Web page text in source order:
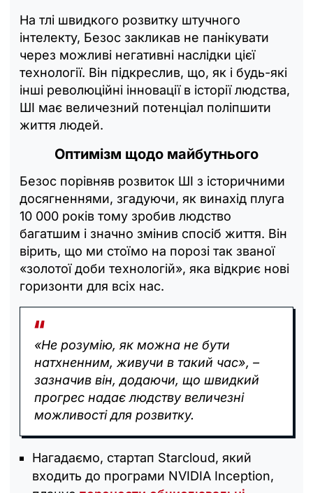
На тлі швидкого розвитку штучного
інтелекту, Безос закликав не панікувати
через можливі негативні наслідки цієї
технології. Він підкреслив, що, як і будь-які
інші революційні інновації в історії людства,
ШІ має величезний потенціал поліпшити
життя людей.
Оптимізм щодо майбутнього
Безос порівняв розвиток ШІ з історичними
досягненнями, згадуючи, як винахід плуга
10 000 років тому зробив людство
багатшим і значно змінив спосіб життя. Він
вірить, що ми стоїмо на порозі так званої
«‎золотої доби технологій», яка відкриє нові
горизонти для всіх нас.
«Не розумію, як можна не бути
натхненним, живучи в такий час», –
зазначив він, додаючи, що швидкий
прогрес надає людству величезні
можливості для розвитку.
Нагадаємо, стартап Starcloud, який
входить до програми NVIDIA Inception,